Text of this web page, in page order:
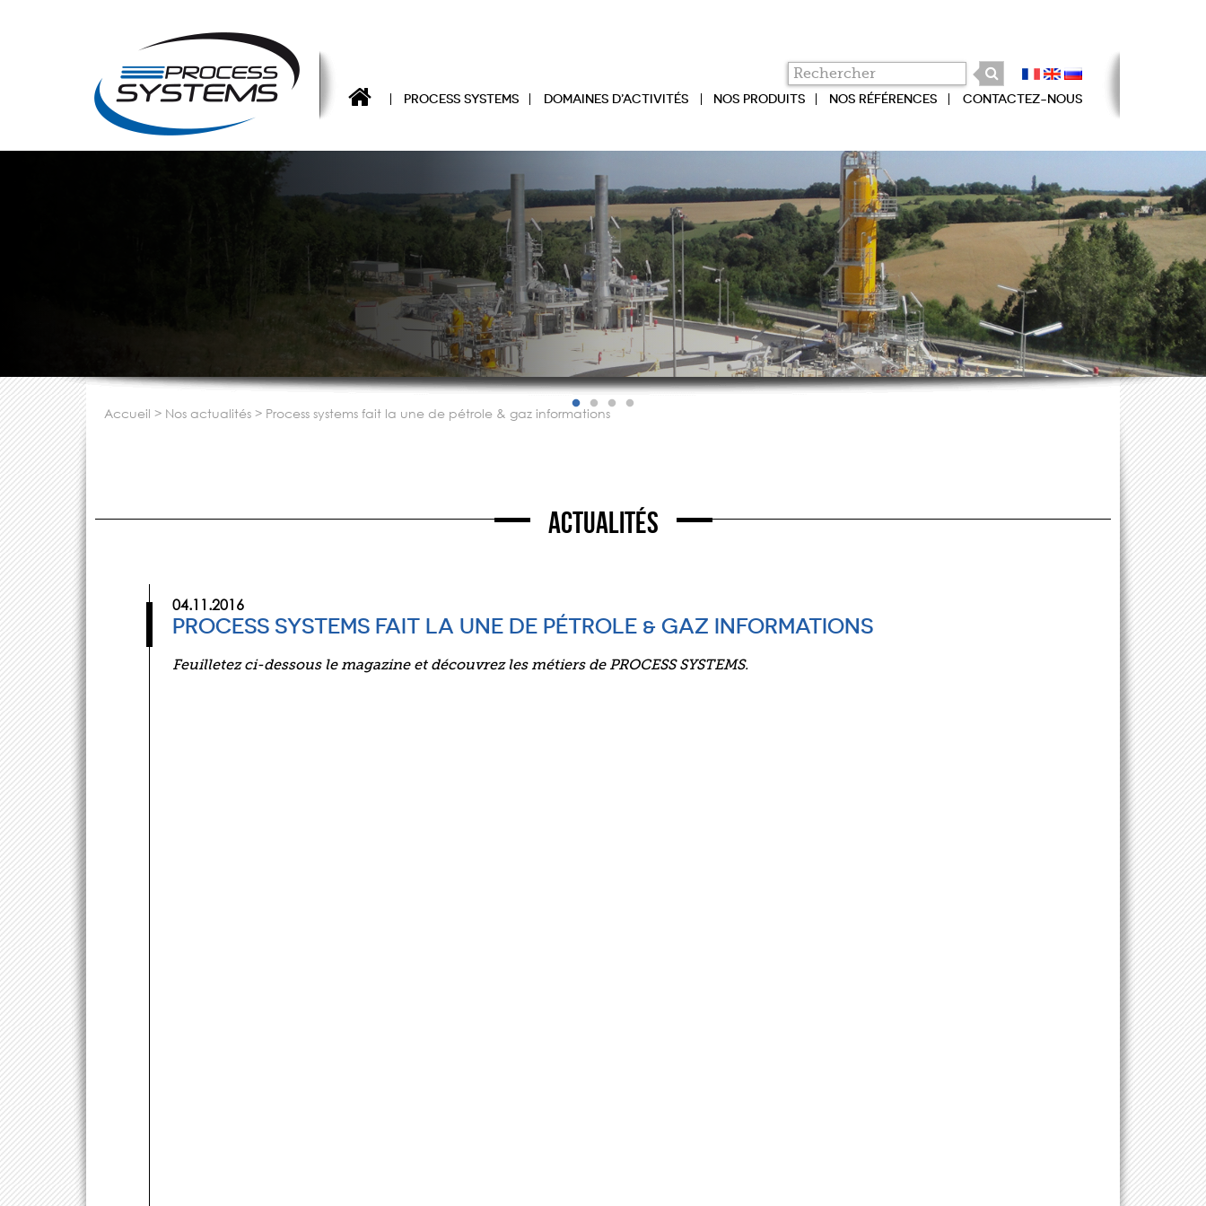
PROCESS SYSTEMS DOMAINES D’ACTIVITÉS NOS PRODUITS NOS RÉFÉRENCES CONTACTEZ-NOUS
accueil > nos actualités > process systems fait la une de pétrole & gaz informations
Actualités
04.11.2016
PROCESS SYSTEMS FAIT LA UNE DE PÉTROLE & GAZ INFORMATIONS
Feuilletez ci-dessous le magazine et découvrez les métiers de PROCESS SYSTEMS.